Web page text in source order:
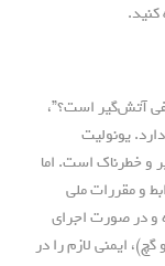
آتش‌گیر است؟”،
یونولیت
و خطرناک است. اما
و مقررات ملی
و در صورت اجرای
ایمنی لازم را در